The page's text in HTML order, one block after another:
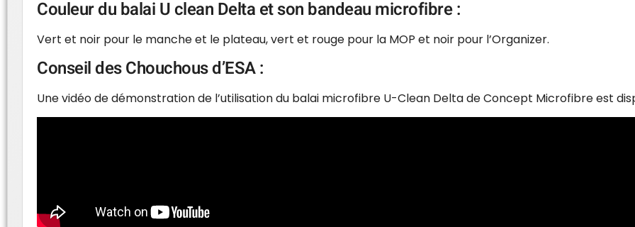
Couleur du balai U clean Delta et son bandeau microfibre :
Vert et noir pour le manche et le plateau, vert et rouge pour la MOP et noir pour l’Organizer.
Conseil des Chouchous d’ESA :
Une vidéo de démonstration de l’utilisation du balai microfibre U-Clean Delta de Concept Microfibre est